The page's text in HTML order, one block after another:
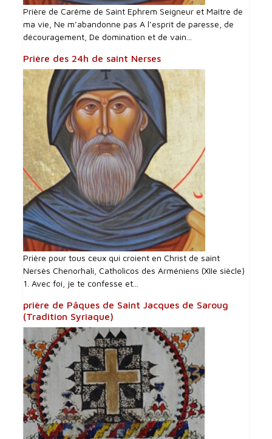
Prière de Carême de Saint Ephrem Seigneur et Maître de
ma vie, Ne m’abandonne pas A l’esprit de paresse, de
découragement, De domination et de vain...
Prière des 24h de saint Nerses
Prière pour tous ceux qui croient en Christ de saint
Nersès Chenorhali, Catholicos des Arméniens (XIIe siècle)
1. Avec foi, je te confesse et...
prière de Pâques de Saint Jacques de Saroug
(Tradition Syriaque)